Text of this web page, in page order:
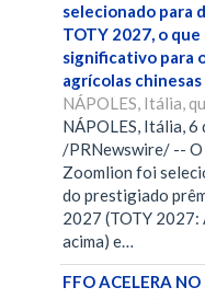
selecionado para
TOTY 2027, o
significativo para
agrícolas
NÁPOLES, Itália,
NÁPOLES, Itália,
/PRNewswire/ --
Zoomlion foi
do prestigiado
2027 (TOTY 2027:
acima) e…
FFO ACELERA